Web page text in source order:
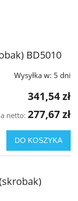
BD5010
Wysyłka w: 5 dni
341,54 zł
netto: 277,67 zł
DO KOSZYKA